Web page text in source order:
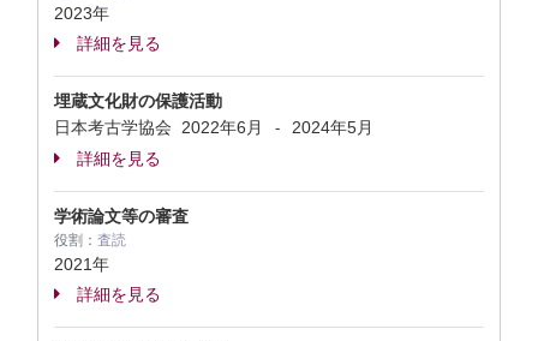
2023年
詳細を見る
埋蔵文化財の保護活動
日本考古学協会 2022年6月 -
2024年5月
詳細を見る
学術論文等の審査
役割： 査読
2021年
詳細を見る